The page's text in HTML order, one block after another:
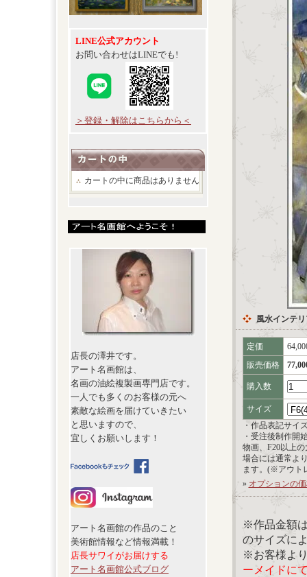
LINE公式アカウント
お問い合わせはLINEでも!
＞登録・解除はこちらから＜
カートの中に商品はありません
店長の澤井です。
アート名画館は、
名画の油絵複製画専門店です。
一人でも多くのお客様の元へ
素敵な絵画を届けていきたい
と思いますので、
宜しくお願いします！
アート名画館の作品のこと
美術館情報など情報満載！
店長サワイがお届けする
アート名画館公式ブログ
風水インテ
定価
販売価格
購入数
サイズ
・作品表記サイ
・受注後制作開
物画、F20以上
場合には通常よ
ます。(※アウト
» オプションの
※作品金額
のサイズに
※お客様よ
ーメイドに